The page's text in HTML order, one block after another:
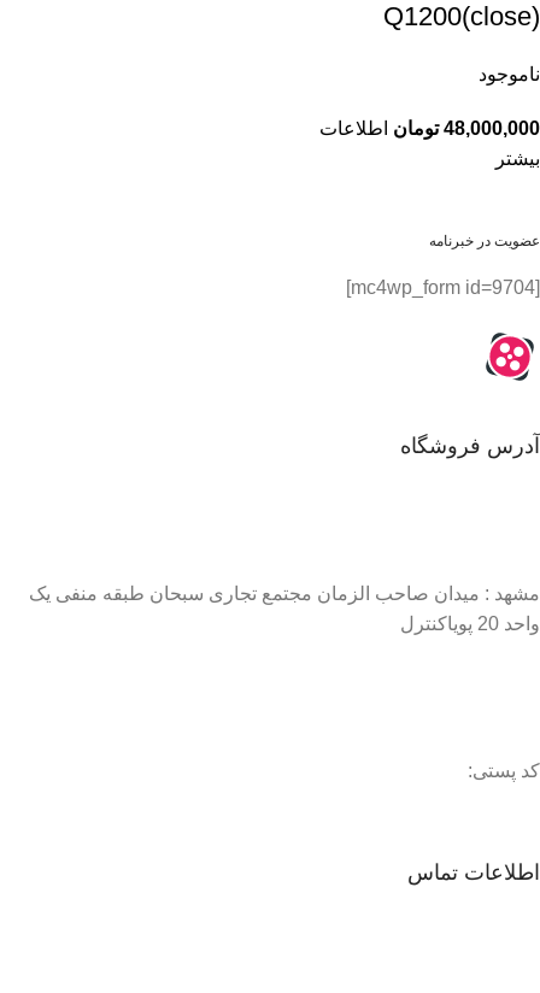
Q1200(close)
ناموجود
48,000,000 تومان اطلاعات
بیشتر
عضویت در خبرنامه
[mc4wp_form id=9704]
آدرس فروشگاه
مشهد : میدان صاحب الزمان مجتمع تجاری سبحان طبقه منفی یک
واحد 20 پویاکنترل
کد پستی:
اطلاعات تماس